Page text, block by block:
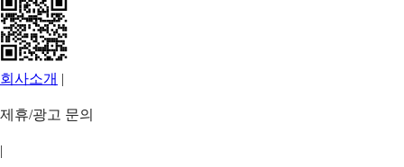
회사소개 |
제휴/광고 문의
|